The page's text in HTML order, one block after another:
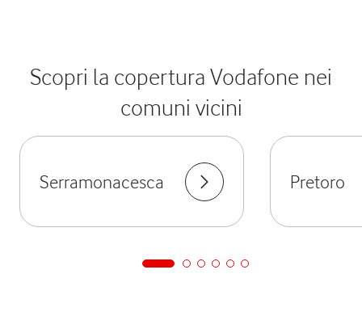
Scopri la copertura Vodafone nei
comuni vicini
Serramonacesca Pretoro